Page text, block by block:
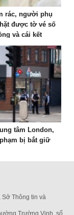
rác, người phụ
được tờ vé số
và cái kết
tâm London,
bị bắt giữ
Sở Thông tin và
Trường Vinh, số